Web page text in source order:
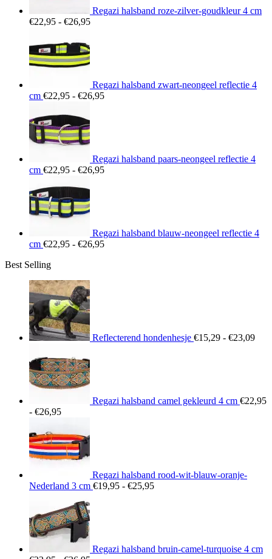
Regazi halsband roze-zilver-goudkleur 4 cm
€22,95 - €26,95Prijsklasse:
Regazi halsband zwart-neongeel reflectie 4
cm €22,95 - €26,95Prijsklasse:
Regazi halsband paars-neongeel reflectie 4
cm €22,95 - €26,95Prijsklasse:
Regazi halsband blauw-neongeel reflectie 4
cm €22,95 - €26,95Prijsklasse:
Best Selling
Reflecterend hondenhesje €15,29 - €23,09
Regazi halsband camel gekleurd 4 cm €22,95
- €26,95Prijsklasse:
tot
€26,95
Regazi halsband rood-wit-blauw-oranje-
Nederland 3 cm €19,95 - €25,95Prijsklasse:
Regazi halsband bruin-camel-turquoise 4 cm